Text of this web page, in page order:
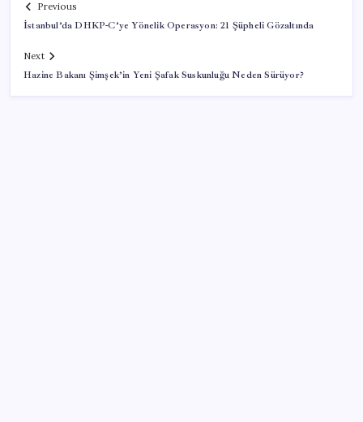
Previous
İstanbul’da DHKP-C’ye Yönelik Operasyon: 21 Şüpheli Gözaltında
Next
Hazine Bakanı Şimşek’in Yeni Şafak Suskunluğu Neden Sürüyor?